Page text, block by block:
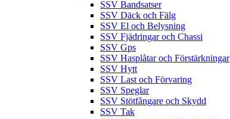
SSV Bandsatser
SSV Däck och Fälg
SSV El och Belysning
SSV Fjädringar och Chassi
SSV Gps
SSV Hasplåtar och Förstärkningar
SSV Hytt
SSV Last och Förvaring
SSV Speglar
SSV Stötfångare och Skydd
SSV Tak